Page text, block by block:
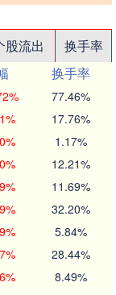
股流出
换手率
换手率
77.46%
17.76%
1.17%
12.21%
11.69%
32.20%
5.84%
28.44%
8.49%